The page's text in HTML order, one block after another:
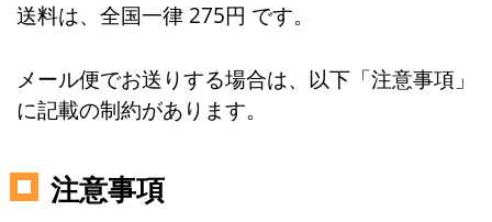
送料は、全国一律 275円 です。
メール便でお送りする場合は、以下「注意事項」
に記載の制約があります。
注意事項